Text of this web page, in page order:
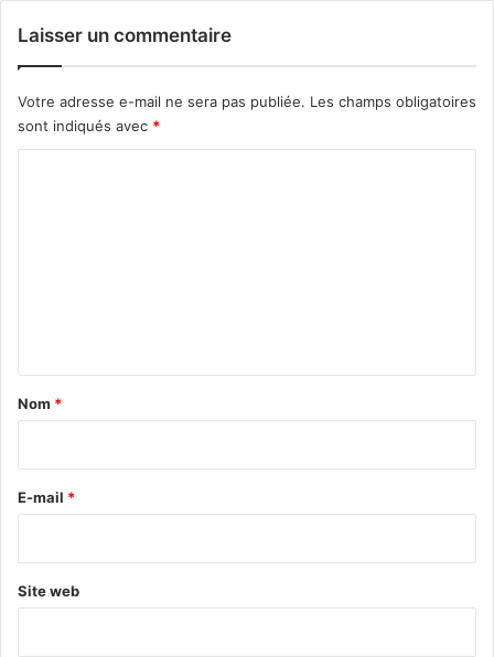
Laisser un commentaire
Votre adresse e-mail ne sera pas publiée. Les champs obligatoires
sont indiqués avec *
a
e
Nom *
E-mail *
Site web